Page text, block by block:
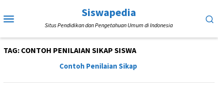
ke
Mobile
Siswapedia
Situs Pendidikan dan Pengetahuan Umum di Indonesia
TAG: CONTOH PENILAIAN SIKAP SISWA
Contoh Penilaian Sikap